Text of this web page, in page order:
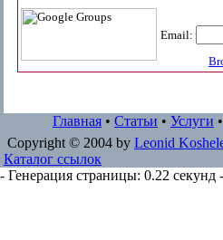
Email:
Главная • Статьи • Услуги •
Copyright © 2004 by Leonid
Каталог ссылок
- Генерация страницы: 0.22 секунд -